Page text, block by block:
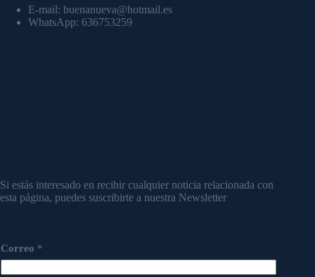
E-mail: buenanueva@hotmail.es
WhatsApp: 636753259
Si estás interesado en recibir cualquier noticia relacionada con
esta página, puedes suscribirte a nuestra Newsletter
Correo *